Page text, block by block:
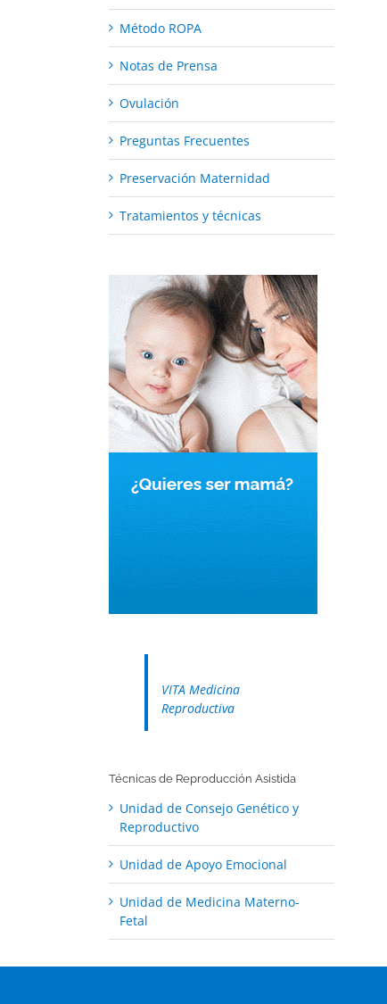
Método ROPA
Notas de Prensa
Ovulación
Preguntas Frecuentes
Preservación Maternidad
Tratamientos y técnicas
VITA Medicina
Reproductiva
Técnicas de Reproducción Asistida
Unidad de Consejo Genético y
Reproductivo
Unidad de Apoyo Emocional
Unidad de Medicina Materno-
Fetal